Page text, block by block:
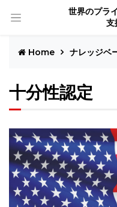
世界のプラ
支
Home ナレッジベ
十分性認定